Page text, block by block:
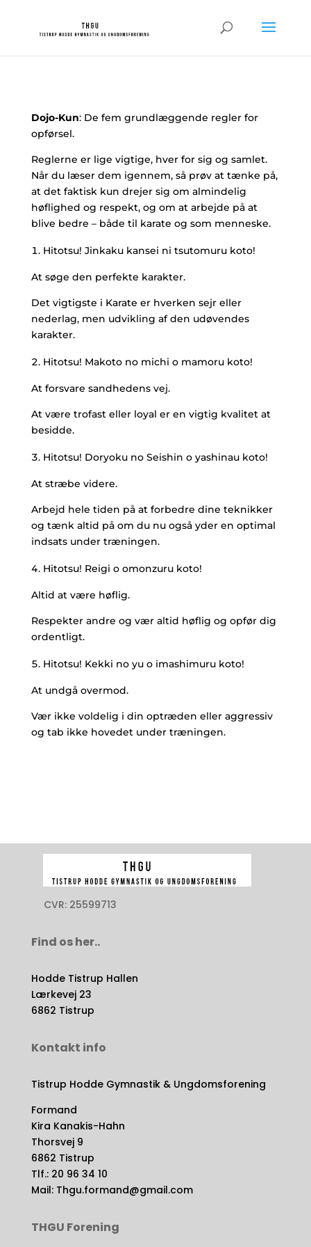
Dojo-Kun: De fem grundlæggende regler for
opførsel.
Reglerne er lige vigtige, hver for sig og samlet.
Når du læser dem igennem, så prøv at tænke på,
at det faktisk kun drejer sig om almindelig
høflighed og respekt, og om at arbejde på at
blive bedre – både til karate og som menneske.
Hitotsu! Jinkaku kansei ni tsutomuru koto!
At søge den perfekte karakter.
Det vigtigste i Karate er hverken sejr eller
nederlag, men udvikling af den udøvendes
karakter.
Hitotsu! Makoto no michi o mamoru koto!
At forsvare sandhedens vej.
At være trofast eller loyal er en vigtig kvalitet at
besidde.
Hitotsu! Doryoku no Seishin o yashinau koto!
At stræbe videre.
Arbejd hele tiden på at forbedre dine teknikker
og tænk altid på om du nu også yder en optimal
indsats under træningen.
Hitotsu! Reigi o omonzuru koto!
Altid at være høflig.
Respekter andre og vær altid høflig og opfør dig
ordentligt.
Hitotsu! Kekki no yu o imashimuru koto!
At undgå overmod.
Vær ikke voldelig i din optræden eller aggressiv
og tab ikke hovedet under træningen.
CVR: 25599713
Find os her..
Hodde Tistrup Hallen
Lærkevej 23
6862 Tistrup
Kontakt info
Tistrup Hodde Gymnastik & Ungdomsforening
Formand
Kira Kanakis-Hahn
Thorsvej 9
6862 Tistrup
Tlf.: 20 96 34 10
Mail: Thgu.formand@gmail.com
THGU Forening